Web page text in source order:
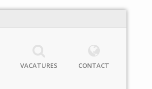
VACATURES CONTACT